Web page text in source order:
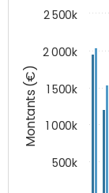
Montants (€)
500k
1 000k
1 500k
2 000k
2 500k